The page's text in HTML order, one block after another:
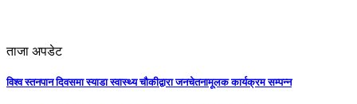
ताजा अपडेट
विश्व स्तनपान दिवसमा स्याडा स्वास्थ्य चौकीद्वारा जनचेतनामूलक कार्यक्रम सम्पन्न